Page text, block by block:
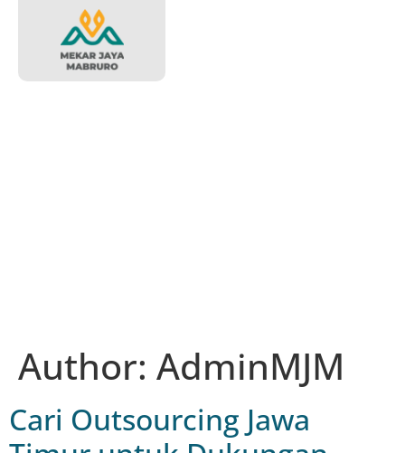
Author: AdminMJM
Cari Outsourcing Jawa